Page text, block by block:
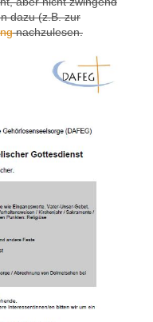
dazu (z.B. zur
nachzulesen.